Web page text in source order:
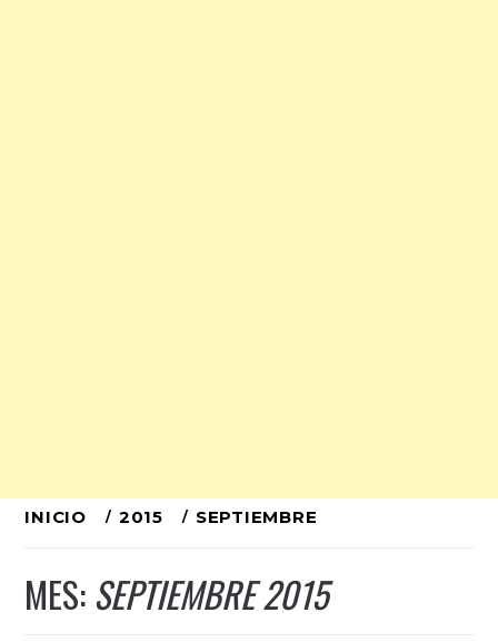
Ir
contenido
INICIO 2015 SEPTIEMBRE
MES:SEPTIEMBRE 2015